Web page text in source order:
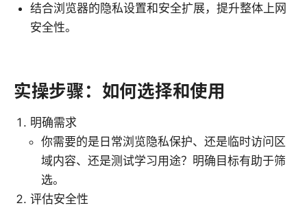
结合浏览器的隐私设置和安全扩展，提升整体上网
安全性。
实操步骤：如何选择和使用
明确需求
你需要的是日常浏览隐私保护、还是临时访问区
域内容、还是测试学习用途？明确目标有助于筛
选。
评估安全性